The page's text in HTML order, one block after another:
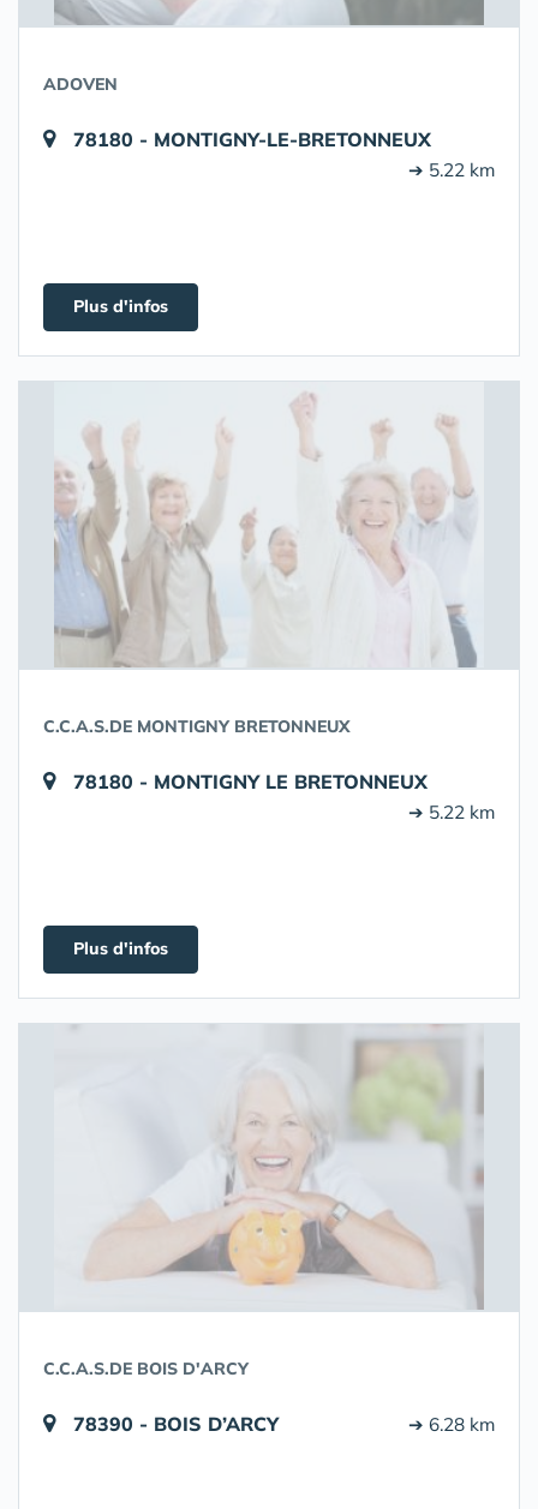
ADOVEN
78180 - MONTIGNY-LE-BRETONNEUX
➔ 5.22 km
Plus d'infos
C.C.A.S.DE MONTIGNY BRETONNEUX
78180 - MONTIGNY LE BRETONNEUX
➔ 5.22 km
Plus d'infos
C.C.A.S.DE BOIS D'ARCY
78390 - BOIS D’ARCY ➔ 6.28 km